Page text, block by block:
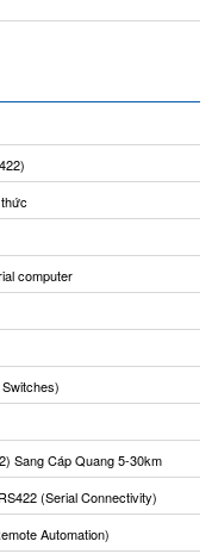
computer
Sang Cáp Quang 5-30km
(Serial Connectivity)
Automation)